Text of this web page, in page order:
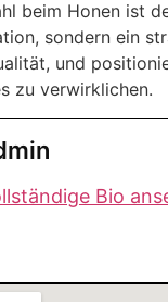
beim Honen ist
sondern ein
und
zu verwirklichen.
Bio